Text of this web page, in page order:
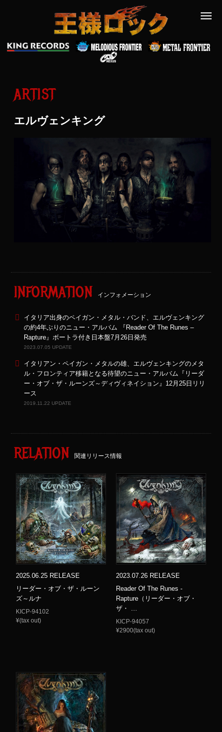
ARTIST
エルヴェンキング
INFORMATION インフォメーション
イタリア出身のペイガン・メタル・バンド、エルヴェンキング
の約4年ぶりのニュー・アルバム 『Reader Of The Runes –
Rapture』ボートラ付き日本盤7月26日発売
2023.07.05 UPDATE
イタリアン・ペイガン・メタルの雄、エルヴェンキングのメタ
ル・フロンティア移籍となる待望のニュー・アルバム『リーダ
ー・オブ・ザ・ルーンズ～ディヴィネイション』12月25日リリ
ース
2019.11.22 UPDATE
RELATION 関連リリース情報
2025.06.25 RELEASE
リーダー・オブ・ザ・ルーン
ズ～ルナ
KICP-94102
¥(tax out)
2023.07.26 RELEASE
Reader Of The Runes -
Rapture（リーダー・オブ・
ザ・ …
KICP-94057
¥2900(tax out)